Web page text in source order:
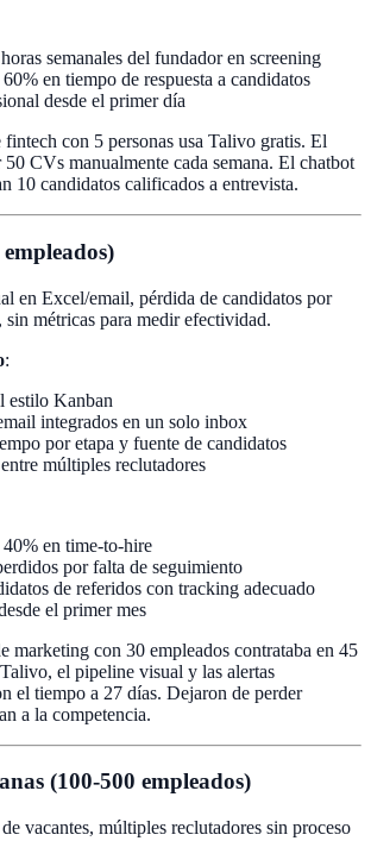
semanales del fundador en screening
en tiempo de respuesta a candidatos
desde el primer día
fintech con 5 personas usa Talivo gratis. El
CVs manualmente cada semana. El chatbot
10 candidatos calificados a entrevista.
en Excel/email, pérdida de candidatos por
métricas para medir efectividad.
:
estilo Kanban
integrados en un solo inbox
por etapa y fuente de candidatos
múltiples reclutadores
en time-to-hire
por falta de seguimiento
de referidos con tracking adecuado
el primer mes
marketing con 30 empleados contrataba en 45
el pipeline visual y las alertas
el tiempo a 27 días. Dejaron de perder
a la competencia.
(100-500 empleados)
vacantes, múltiples reclutadores sin proceso